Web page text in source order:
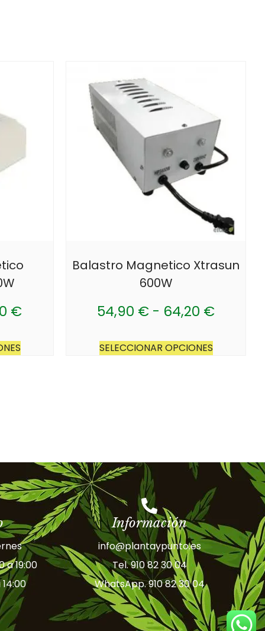
€
Balastro Magnetico Xtrasun
600W
54,90 € - 64,20 €
SELECCIONAR OPCIONES
a 19:00
14:00
Información
info@plantaypunto.es
Tel. 910 82 30 04
WhatsApp. 910 82 30 04